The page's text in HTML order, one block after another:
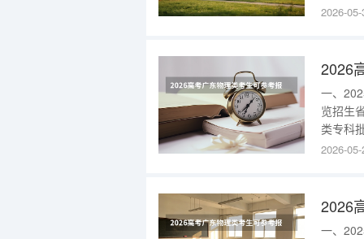
批护理(
2026-
一、
览招生
类专科
批口腔
2026-
一、